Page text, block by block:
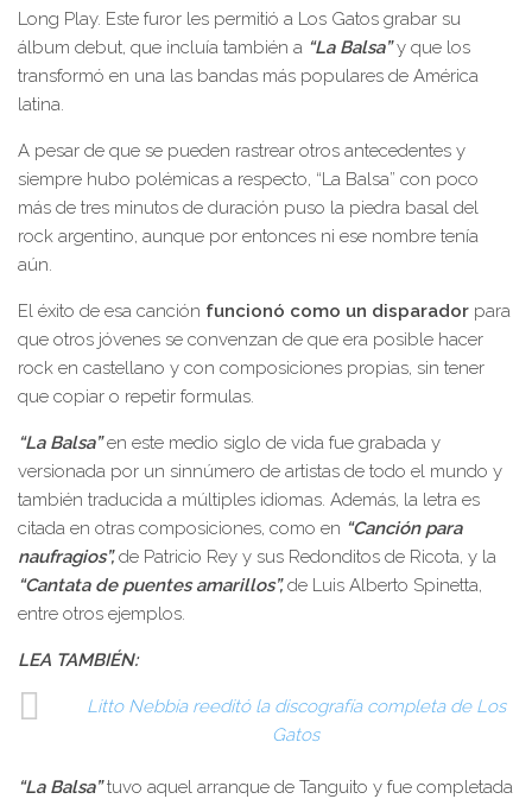
Long Play. Este furor les permitió a Los Gatos grabar su
álbum debut, que incluía también a “La Balsa”y que los
transformó en una las bandas más populares de América
latina.
A pesar de que se pueden rastrear otros antecedentes y
siempre hubo polémicas a respecto, “La Balsa” con poco
más de tres minutos de duración puso la piedra basal del
rock argentino, aunque por entonces ni ese nombre tenía
aún.
El éxito de esa canción funcionó como un disparador para
que otros jóvenes se convenzan de que era posible hacer
rock en castellano y con composiciones propias, sin tener
que copiar o repetir formulas.
“La Balsa”en este medio siglo de vida fue grabada y
versionada por un sinnúmero de artistas de todo el mundo y
también traducida a múltiples idiomas. Además, la letra es
citada en otras composiciones, como en “Canción para
naufragios”,de Patricio Rey y sus Redonditos de Ricota, y la
“Cantata de puentes amarillos”,de Luis Alberto Spinetta,
entre otros ejemplos.
LEA TAMBIÉN:
Litto Nebbia reeditó la discografía completa de Los
Gatos
“La Balsa”tuvo aquel arranque de Tanguito y fue completada